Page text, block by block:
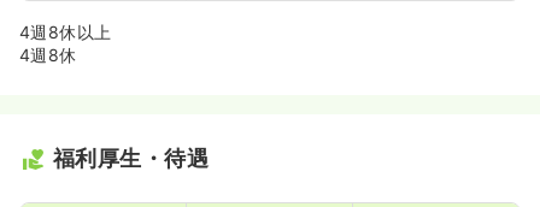
4週8休以上
4週8休
福利厚生・待遇